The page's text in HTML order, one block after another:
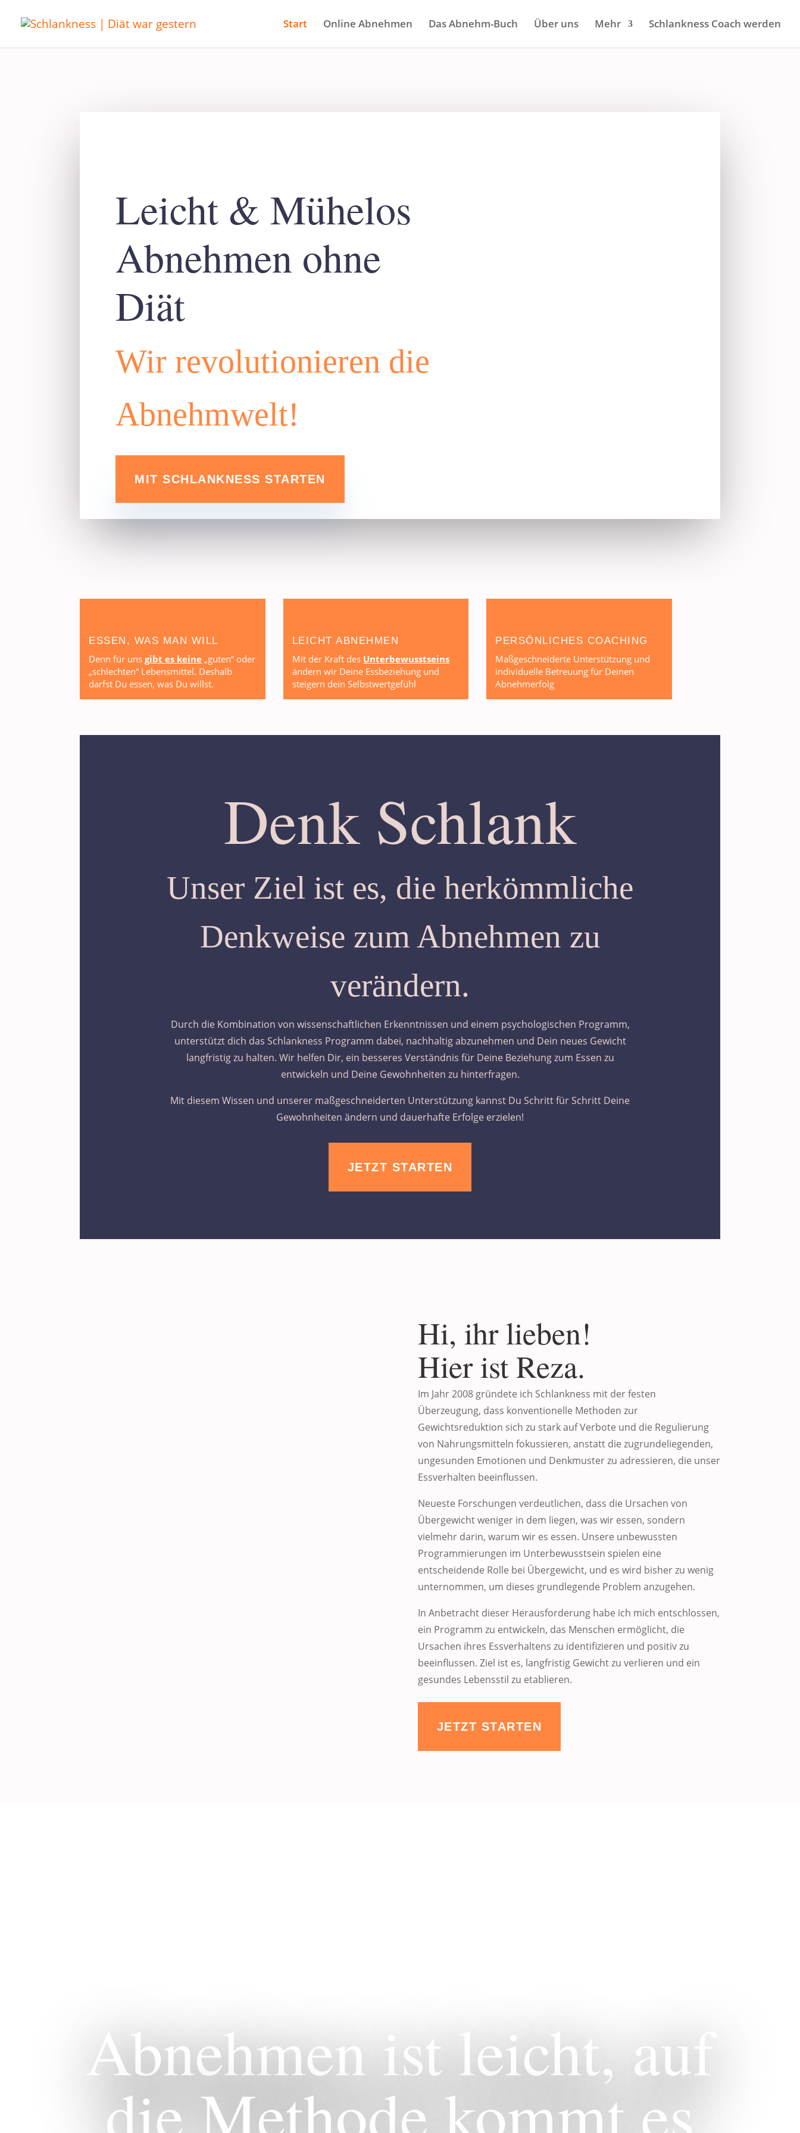
Start Online Abnehmen Das Abnehm-Buch Über uns Mehr Schlankness Coach werden
Leicht & Mühelos
Abnehmen ohne
Diät
Wir revolutionieren die
Abnehmwelt!
MIT SCHLANKNESS STARTEN
ESSEN, WAS MAN WILL
Denn für unsgibt es keine „guten“ oder
„schlechten“ Lebensmittel. Deshalb
darfst Du essen, was Du willst.
LEICHT ABNEHMEN
Mit der Kraft des Unterbewusstseins
ändern wir Deine Essbeziehung und
steigern dein Selbstwertgefühl
PERSÖNLICHES COACHING
Maßgeschneiderte Unterstützung und
individuelle Betreuung für Deinen
Abnehmerfolg
Denk Schlank
Unser Ziel ist es, die herkömmliche
Denkweise zum Abnehmen zu
verändern.
Durch die Kombination von wissenschaftlichen Erkenntnissen und einem psychologischen Programm,
unterstützt dich das Schlankness Programm dabei, nachhaltig abzunehmen und Dein neues Gewicht
langfristig zu halten. Wir helfen Dir, ein besseres Verständnis für Deine Beziehung zum Essen zu
entwickeln und Deine Gewohnheiten zu hinterfragen.
Mit diesem Wissen und unserer maßgeschneiderten Unterstützung kannst Du Schritt für Schritt Deine
Gewohnheiten ändern und dauerhafte Erfolge erzielen!
JETZT STARTEN
Hi, ihr lieben!
Hier ist Reza.
Im Jahr 2008 gründete ich Schlankness mit der festen
Überzeugung, dass konventionelle Methoden zur
Gewichtsreduktion sich zu stark auf Verbote und die Regulierung
von Nahrungsmitteln fokussieren, anstatt die zugrundeliegenden,
ungesunden Emotionen und Denkmuster zu adressieren, die unser
Essverhalten beeinflussen.
Neueste Forschungen verdeutlichen, dass die Ursachen von
Übergewicht weniger in dem liegen, was wir essen, sondern
vielmehr darin, warum wir es essen. Unsere unbewussten
Programmierungen im Unterbewusstsein spielen eine
entscheidende Rolle bei Übergewicht, und es wird bisher zu wenig
unternommen, um dieses grundlegende Problem anzugehen.
In Anbetracht dieser Herausforderung habe ich mich entschlossen,
ein Programm zu entwickeln, das Menschen ermöglicht, die
Ursachen ihres Essverhaltens zu identifizieren und positiv zu
beeinflussen. Ziel ist es, langfristig Gewicht zu verlieren und ein
gesundes Lebensstil zu etablieren.
JETZT STARTEN
Abnehmen ist leicht, auf
die Methode kommt es